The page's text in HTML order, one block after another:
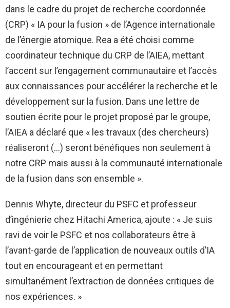
dans le cadre du projet de recherche coordonnée
(CRP) « IA pour la fusion » de l’Agence internationale
de l’énergie atomique. Rea a été choisi comme
coordinateur technique du CRP de l’AIEA, mettant
l’accent sur l’engagement communautaire et l’accès
aux connaissances pour accélérer la recherche et le
développement sur la fusion. Dans une lettre de
soutien écrite pour le projet proposé par le groupe,
l’AIEA a déclaré que « les travaux (des chercheurs)
réaliseront (…) seront bénéfiques non seulement à
notre CRP mais aussi à la communauté internationale
de la fusion dans son ensemble ».
Dennis Whyte, directeur du PSFC et professeur
d’ingénierie chez Hitachi America, ajoute : « Je suis
ravi de voir le PSFC et nos collaborateurs être à
l’avant-garde de l’application de nouveaux outils d’IA
tout en encourageant et en permettant
simultanément l’extraction de données critiques de
nos expériences. »